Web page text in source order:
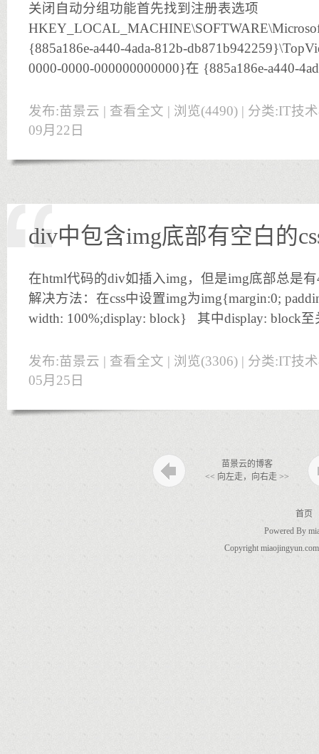
关闭自动分组功能首先找到注册表选项
{885a186e-a440-4ada-812b-
0000-0000-000000000000}在 {885a186e-a440-
发布:苗景云 | 查看全文 | 浏览(4490) | 分类:IT技
09月22日
div中包含img底部有空白的
在html代码的div如插入img，但是img底部总是
解决方法：在css中设置img为img{margin:0;
width: 100%;display: block} 其中display: block至
发布:苗景云 | 查看全文 | 浏览(3306) | 分类:IT技
05月25日
苗景云的博客
<< 向左走，向右走 >>
首页
Powered By
Copyright